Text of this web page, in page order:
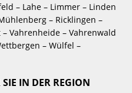
– Lahe – Limmer – Linden
– Ricklingen –
Vahrenheide – Vahrenwald
– Wülfel –
IN DER REGION